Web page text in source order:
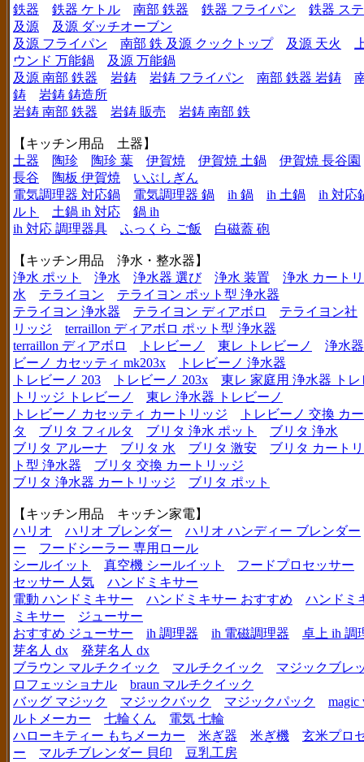
鉄器
鉄器 ケトル 南部 鉄器 鉄器 フライパン
鉄器 ス
及源
及源 ダッチオーブン
及源 フライパン
南部 鉄 及源 クックトップ 及源 天火
ウンド 万能鍋
及源 万能鍋
及源 南部 鉄器
岩鋳 岩鋳 フライパン 南部 鉄器 岩鋳
鋳
岩鋳 鋳造所
岩鋳 南部 鉄器
岩鋳 販売 岩鋳 南部 鉄
【キッチン用品 土器】
土器
陶珍 陶珍 葉 伊賀焼 伊賀焼 土鍋
伊賀焼 長谷園
長谷
陶板 伊賀焼
いぶしぎん
電気調理器 対応鍋
電気調理器 鍋 ih 鍋 ih 土鍋
ih 対応
ルト
土鍋 ih 対応
鍋 ih
ih 対応 調理器具
ふっくら ご飯 白磁蓋 砲
【キッチン用品 浄水・整水器】
浄水 ポット
浄水 浄水器 選び 浄水 装置
浄水 カート
水
テライヨン
テライヨン ポット型 浄水器
テライヨン 浄水器
テライヨン ディアボロ
テライヨン社
リッジ
terraillon ディアボロ ポット型 浄水器
terraillon ディアボロ
トレビーノ 東レ トレビーノ
浄水
ビーノ カセッティ mk203x
トレビーノ 浄水器
トレビーノ 203
トレビーノ 203x
東レ 家庭用 浄水器 トレ
トリッジ トレビーノ
東レ 浄水器 トレビーノ
トレビーノ カセッティ カートリッジ
トレビーノ 交換 カ
タ
ブリタ フィルタ ブリタ 浄水 ポット
ブリタ 浄水
ブリタ アルーナ
ブリタ 水 ブリタ 激安
ブリタ カート
ト型 浄水器
ブリタ 交換 カートリッジ
ブリタ 浄水器 カートリッジ
ブリタ ポット
【キッチン用品 キッチン家電】
ハリオ
ハリオ ブレンダー
ハリオ ハンディー ブレンダー
ー
フードシーラー 専用ロール
シールイット
真空機 シールイット
フードプロセッサー
セッサー 人気
ハンドミキサー
電動 ハンドミキサー
ハンドミキサー おすすめ
ハンドミ
ミキサー
ジューサー
おすすめ ジューサー
ih 調理器 ih 電磁調理器
卓上 ih 調
芽名人 dx
発芽名人 dx
ブラウン マルチクイック
マルチクイック
マジックブレ
ロフェッショナル
braun マルチクイック
バッグ マジック
マジックバック マジックパック
magic
ルトメーカー
七輪くん
電気 七輪
ハローキティー もちメーカー
米ぎ器 米ぎ機
玄米プロ
ー
マルチブレンダー 貝印
豆乳工房